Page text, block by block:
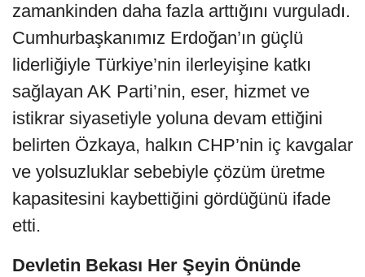
zamankinden daha fazla arttığını vurguladı.
Cumhurbaşkanımız Erdoğan’ın güçlü
liderliğiyle Türkiye’nin ilerleyişine katkı
sağlayan AK Parti’nin, eser, hizmet ve
istikrar siyasetiyle yoluna devam ettiğini
belirten Özkaya, halkın CHP’nin iç kavgalar
ve yolsuzluklar sebebiyle çözüm üretme
kapasitesini kaybettiğini gördüğünü ifade
etti.
Devletin Bekası Her Şeyin Önünde